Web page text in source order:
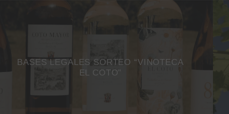
BASES LEGALES SORTEO “VINOTECA
EL COTO”